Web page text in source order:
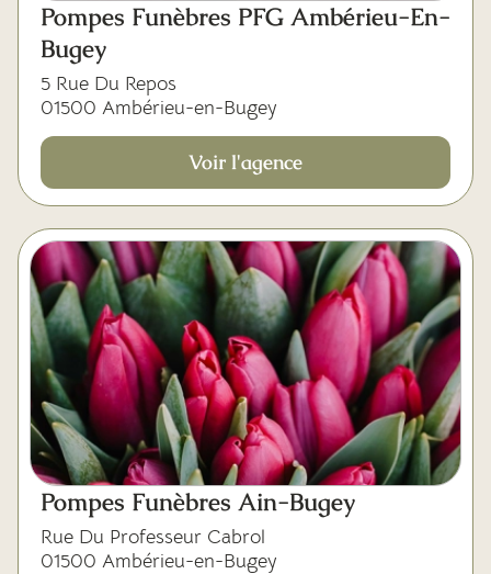
Pompes Funèbres PFG Ambérieu-En-
Bugey
5 Rue Du Repos
01500 Ambérieu-en-Bugey
Voir l'agence
Pompes Funèbres Ain-Bugey
Rue Du Professeur Cabrol
01500 Ambérieu-en-Bugey